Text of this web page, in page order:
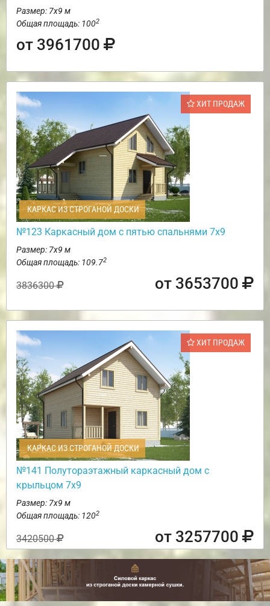
Размер: 7х9 м
Общая площадь: 1002
от 3961700
ХИТ ПРОДАЖ
КАРКАС ИЗ СТРОГАНОЙ ДОСКИ
№123 Каркасный дом с пятью спальнями 7х9
Размер: 7х9 м
Общая площадь: 109.72
3836300 от 3653700
ХИТ ПРОДАЖ
КАРКАС ИЗ СТРОГАНОЙ ДОСКИ
№141 Полутораэтажный каркасный дом с
крыльцом 7х9
Размер: 7х9 м
Общая площадь: 1202
3420500 от 3257700